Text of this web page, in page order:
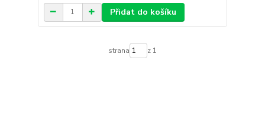
Přidat do košíku
strana z 1